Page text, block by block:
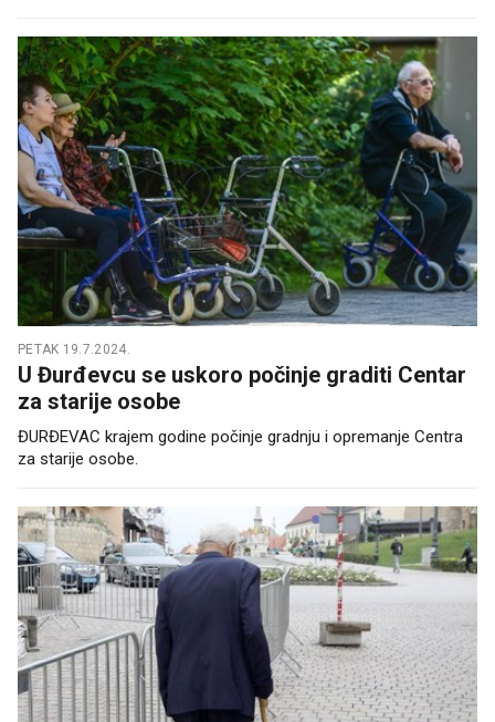
PETAK 19.7.2024.
U Đurđevcu se uskoro počinje graditi Centar
za starije osobe
ĐURĐEVAC krajem godine počinje gradnju i opremanje Centra
za starije osobe.